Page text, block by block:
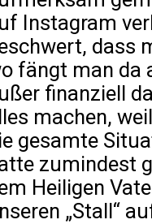
Instagram
dass
fängt man da
finanziell
machen,
gesamte
zumindest
Heiligen
„Stall“